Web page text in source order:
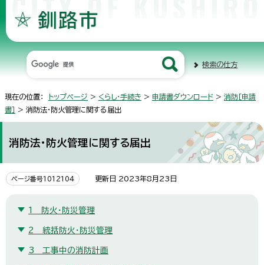
検索の仕方
現在の位置： トップページ > くらし・手続き > 申請書ダウンロード > 消防［申請
書］
> 消防法・防火管理に関する届出
消防法・防火管理に関する届出
ページ番号1012104 更新日 2023年8月23日
1 防火・防災管理
2 統括防火・防災管理
3 工事中の消防計画